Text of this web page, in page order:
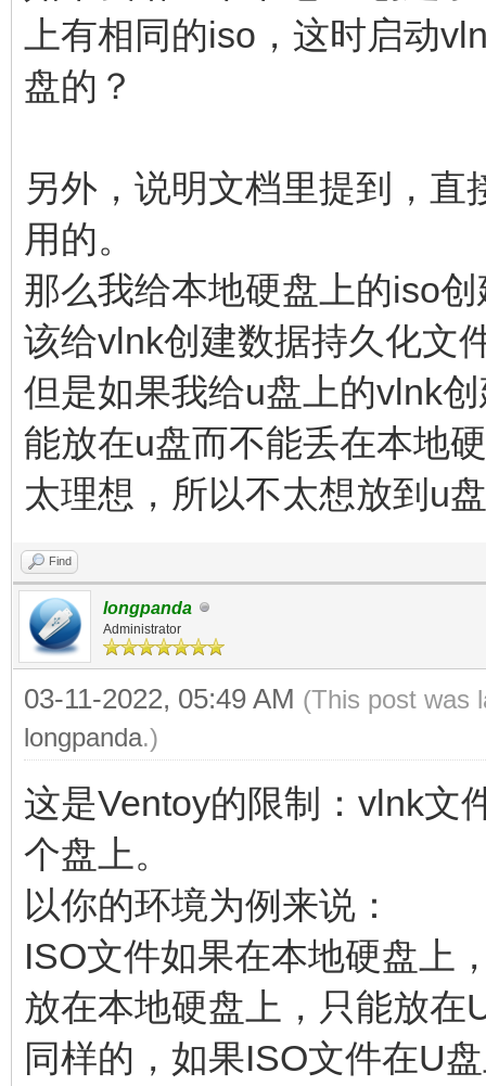
上有相同的iso，这时启动
盘的？
另外，说明文档里提到，
用的。
那么我给本地硬盘上的iso
该给vlnk创建数据持久化文
但是如果我给u盘上的vlnk
能放在u盘而不能丢在本地
太理想，所以不太想放到u
Find
longpanda
Administrator
03-11-2022, 05:49 AM (This post was
longpanda.)
这是Ventoy的限制：vlnk文
个盘上。
以你的环境为例来说：
ISO文件如果在本地硬盘上
放在本地硬盘上，只能放在
同样的，如果ISO文件在U